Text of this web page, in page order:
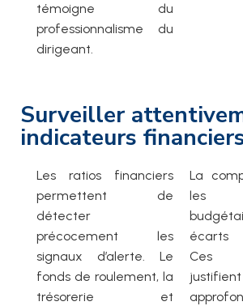
témoigne du
professionnalisme du
dirigeant.
Surveiller
indicateurs
Les ratios financiers
permettent de
détecter
précocement les
signaux d’alerte. Le
fonds de roulement, la
trésorerie et
La
les
écarts
Ces